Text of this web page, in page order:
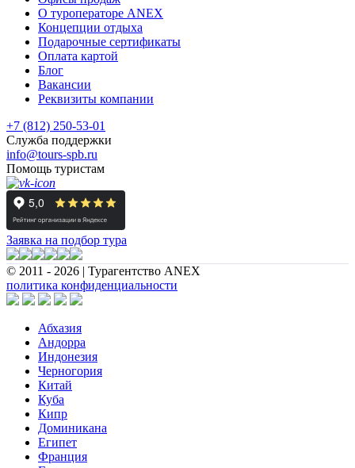
О туроператоре ANEX
Концепции отдыха
Подарочные сертификаты
Оплата картой
Блог
Вакансии
Реквизиты компании
+7 (812) 250-53-01
Служба поддержки
info@tours-spb.ru
Помощь туристам
Заявка на подбор тура
© 2011 - 2026 | Турагентство ANEX
политика конфиденциальности
Абхазия
Андорра
Индонезия
Черногория
Китай
Куба
Кипр
Доминикана
Египет
Франция